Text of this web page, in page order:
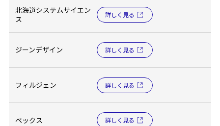
北海道システムサイエン
ス
詳しく見る
ジーンデザイン 詳しく見る
フィルジェン 詳しく見る
ベックス 詳しく見る